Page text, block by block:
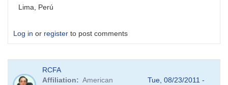
Lima, Perú
Log in or register to post comments
RCFA
Affiliation
American
Tue, 08/23/2011 -